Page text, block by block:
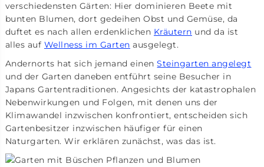
verschiedensten Gärten: Hier dominieren Beete mit
bunten Blumen, dort gedeihen Obst und Gemüse, da
duftet es nach allen erdenklichen Kräutern und da ist
alles auf Wellness im Garten ausgelegt.
Andernorts hat sich jemand einenSteingarten angelegt
und der Garten daneben entführt seine Besucher in
Japans Gartentraditionen. Angesichts der katastrophalen
Nebenwirkungen und Folgen, mit denen uns der
Klimawandel inzwischen konfrontiert, entscheiden sich
Gartenbesitzer inzwischen häufiger für einen
Naturgarten. Wir erklären zunächst, was das ist.